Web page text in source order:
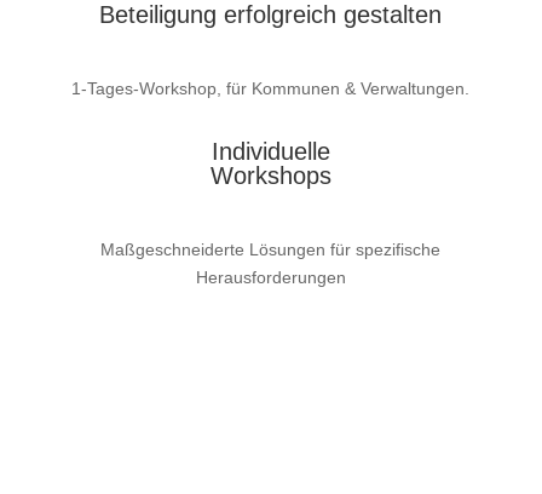
Beteiligung erfolgreich gestalten
1-Tages-Workshop, für Kommunen & Verwaltungen.
Individuelle
Workshops
Maßgeschneiderte Lösungen für spezifische
Herausforderungen